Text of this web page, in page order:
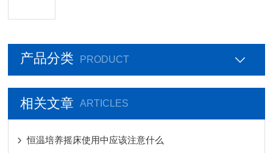
产品分类 PRODUCT
相关文章 ARTICLES
恒温培养摇床使用中应该注意什么